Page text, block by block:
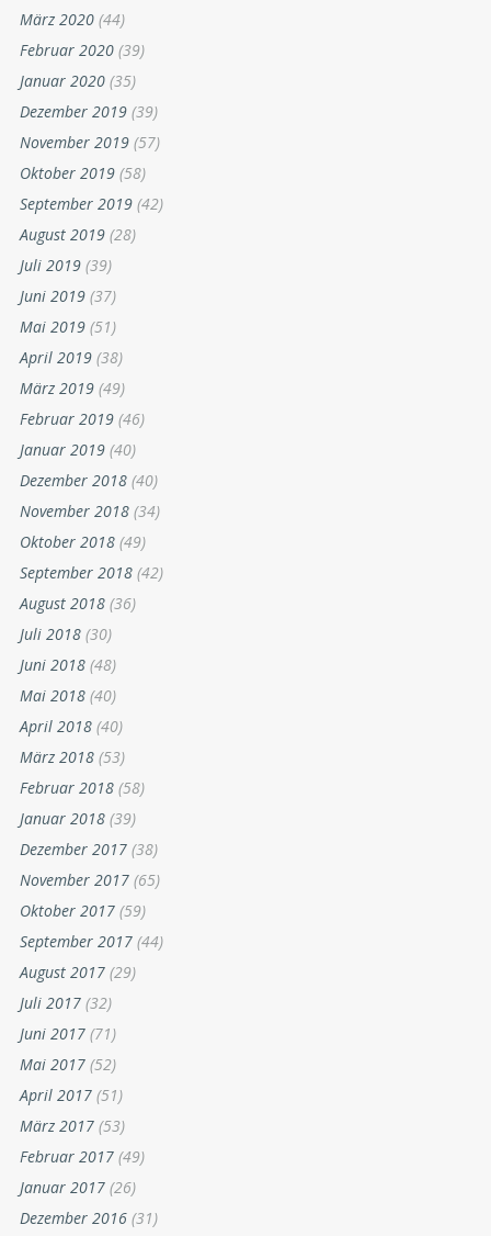
März 2020 (44)
Februar 2020 (39)
Januar 2020 (35)
Dezember 2019 (39)
November 2019 (57)
Oktober 2019 (58)
September 2019 (42)
August 2019 (28)
Juli 2019 (39)
Juni 2019 (37)
Mai 2019 (51)
April 2019 (38)
März 2019 (49)
Februar 2019 (46)
Januar 2019 (40)
Dezember 2018 (40)
November 2018 (34)
Oktober 2018 (49)
September 2018 (42)
August 2018 (36)
Juli 2018 (30)
Juni 2018 (48)
Mai 2018 (40)
April 2018 (40)
März 2018 (53)
Februar 2018 (58)
Januar 2018 (39)
Dezember 2017 (38)
November 2017 (65)
Oktober 2017 (59)
September 2017 (44)
August 2017 (29)
Juli 2017 (32)
Juni 2017 (71)
Mai 2017 (52)
April 2017 (51)
März 2017 (53)
Februar 2017 (49)
Januar 2017 (26)
Dezember 2016 (31)